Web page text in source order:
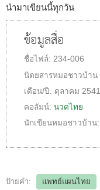
นำมาเขียนนี้ทุกวัน
ข้อมูลสื่อ
ชื่อไฟล์: 234-006
นิตยสารหมอชาวบ้าน
เดือน/ปี: ตุลาคม 2541
คอลัมน์: นวดไทย
นักเขียนหมอชาวบ้าน:
ป้ายคำ: แพทย์แผนไทย